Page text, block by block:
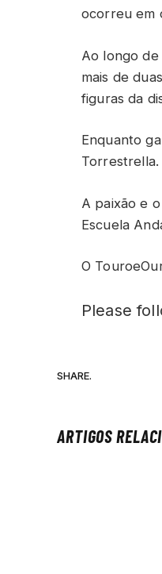
ocorreu em
Ao longo
mais de
figuras da
Enquanto
Torrestrella.
A paixão e
Escuela
O
Please
SHARE.
ARTIGOS